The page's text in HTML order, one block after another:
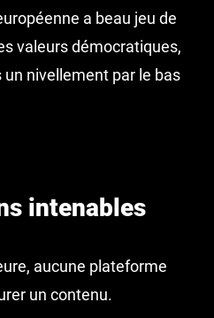
a beau jeu de
valeurs démocratiques,
nivellement par le bas
intenables
aucune plateforme
un contenu.